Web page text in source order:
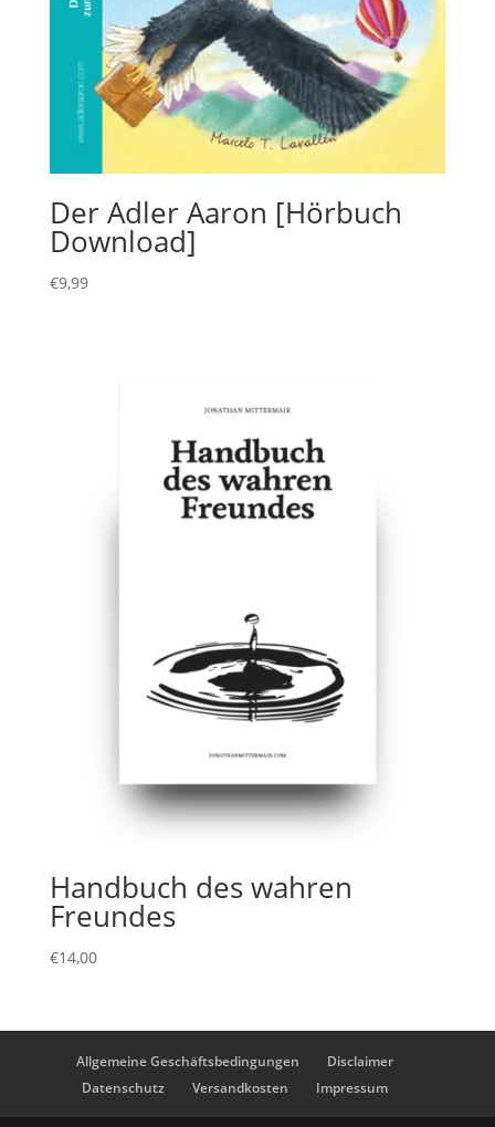
Der Adler Aaron [Hörbuch
Download]
€9,99
Handbuch des wahren
Freundes
€14,00
Allgemeine Geschäftsbedingungen
Disclaimer
Datenschutz
Versandkosten Impressum